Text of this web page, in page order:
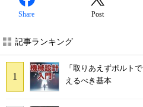
Share Post
記事ランキング
「取りあえずボルト
えるべき基本